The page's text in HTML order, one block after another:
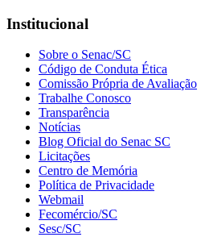
Institucional
Sobre o Senac/SC
Código de Conduta Ética
Comissão Própria de Avaliação
Trabalhe Conosco
Transparência
Notícias
Blog Oficial do Senac SC
Licitações
Centro de Memória
Política de Privacidade
Webmail
Fecomércio/SC
Sesc/SC